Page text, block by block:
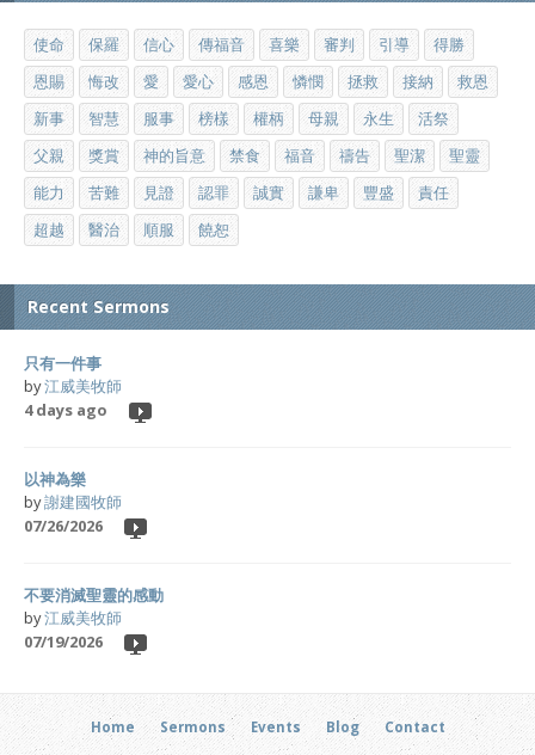
使命 保羅 信心 傳福音 喜樂 審判 引導
得勝
恩賜
悔改 愛 愛心 感恩 憐憫 拯救 接納
救恩
新事
智慧 服事 榜樣 權柄 母親 永生
活祭
父親
獎賞 神的旨意 禁食 福音 禱告 聖潔
聖靈
能力
苦難 見證 認罪 誠實 謙卑 豐盛
責任
超越
醫治 順服 饒恕
Recent Sermons
只有一件事
by江威美牧師
4 days ago
以神為樂
by謝建國牧師
07/26/2026
不要消滅聖靈的感動
by江威美牧師
07/19/2026
Home Sermons Events Blog Contact